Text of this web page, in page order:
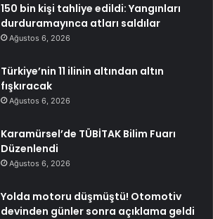
150 bin kişi tahliye edildi: Yangınları
durduramayınca atları saldılar
Ağustos 6, 2026
Türkiye’nin 11 ilinin altından altın
fışkıracak
Ağustos 6, 2026
Karamürsel’de TÜBİTAK Bilim Fuarı
Düzenlendi
Ağustos 6, 2026
Yolda motoru düşmüştü! Otomotiv
devinden günler sonra açıklama geldi